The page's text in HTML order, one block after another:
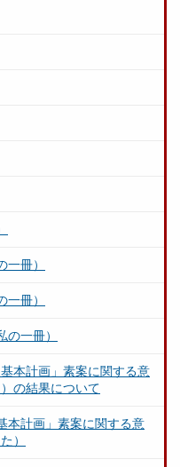
冊）
冊）
一冊）
本計画」素案に関する意
の結果について
本計画」素案に関する意
）